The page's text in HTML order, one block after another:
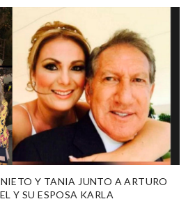
Y TANIA JUNTO A ARTURO
Y SU ESPOSA KARLA